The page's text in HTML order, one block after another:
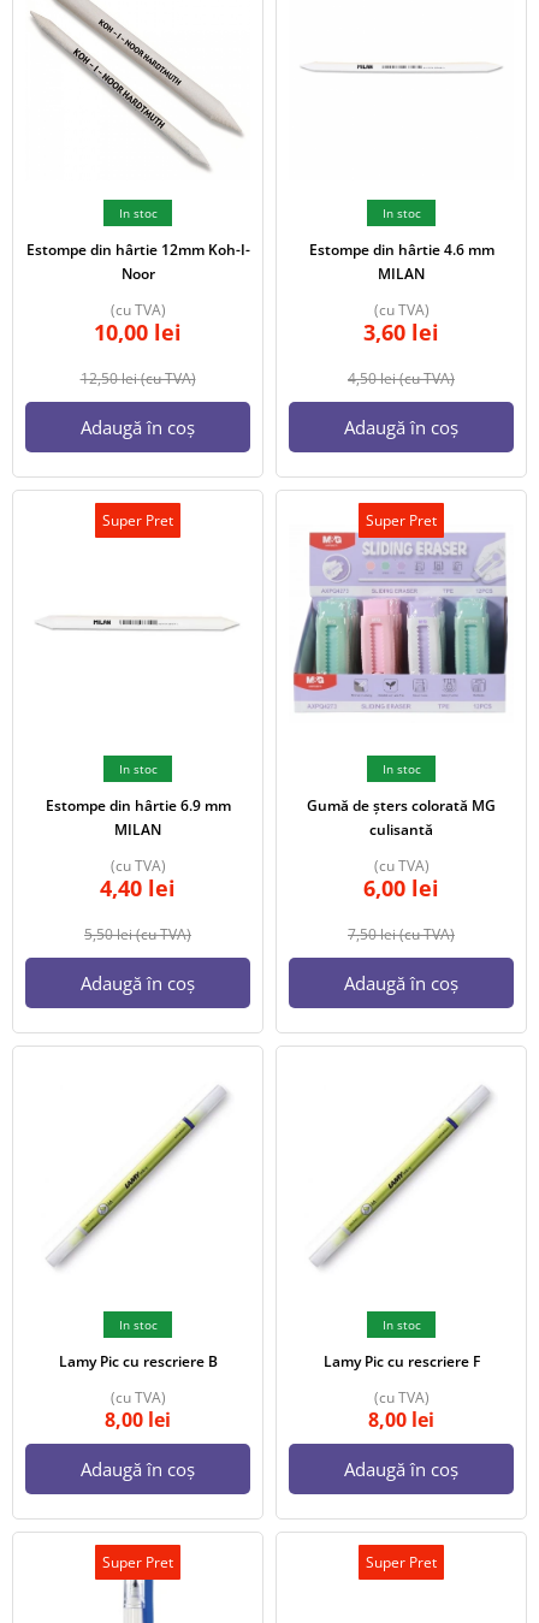
In stoc
Estompe din hârtie 12mm Koh-I-
Noor
12,50lei(cu TVA)
10,00 lei
(cu TVA)
Adaugă în coș
In stoc
Estompe din hârtie 4.6 mm
MILAN
4,50lei(cu TVA)
3,60 lei
(cu TVA)
Adaugă în coș
Super Pret
In stoc
Estompe din hârtie 6.9 mm
MILAN
5,50lei(cu TVA)
4,40 lei
(cu TVA)
Adaugă în coș
Super Pret
In stoc
Gumă de șters colorată MG
culisantă
7,50lei(cu TVA)
6,00 lei
(cu TVA)
Adaugă în coș
In stoc
Lamy Pic cu rescriere B
8,00 lei
(cu TVA)
Adaugă în coș
In stoc
Lamy Pic cu rescriere F
8,00 lei
(cu TVA)
Adaugă în coș
Super Pret Super Pret